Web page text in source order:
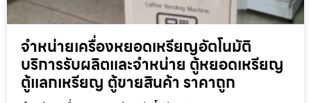
จำหน่ายเครื่องหยอดเหรียญ​อัตโนมัติ
บริการรับผลิตและจำหน่าย ตู้หยอดเหรียญ
ตู้แลกเหรียญ ตู้ขายสินค้า ราคาถูก